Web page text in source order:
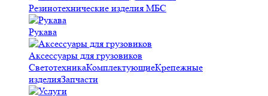
Резинотехнические изделия МБС
Рукава
Аксессуары для грузовиков
СветотехникаКомплектующиеКрепежные
изделияЗапчасти